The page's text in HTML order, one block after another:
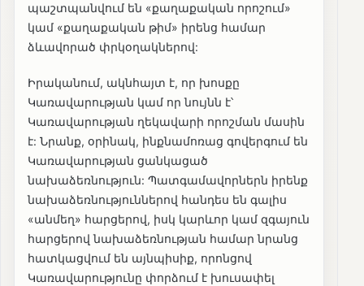
պաշտպանվում են «քաղաքական որոշում»
կամ «քաղաքական թիմ» իրենց համար
ձևավորած փրկօղակներով:
Իրականում, ակնհայտ է, որ խոսքը
Կառավարության կամ որ նույնն է՝
Կառավարության ղեկավարի որոշման մասին
է: Նրանք, օրինակ, ինքնամոռաց գովերգում են
Կառավարության ցանկացած
նախաձեռնություն: Պատգամավորներն իրենք
նախաձեռնություններով հանդես են գալիս
«անմեղ» հարցերով, իսկ կարևոր կամ զգայուն
հարցերով նախաձեռնության համար նրանց
հատկացվում են այնպիսիք, որոնցով
Կառավարությունը փորձում է խուսափել